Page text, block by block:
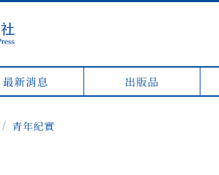
最新消息 出版品
青年紀實